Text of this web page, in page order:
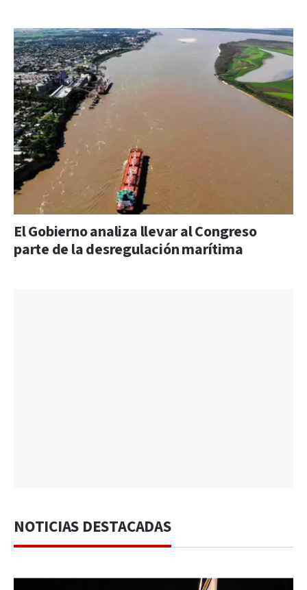
El Gobierno analiza llevar al Congreso
parte de la desregulación marítima
NOTICIAS DESTACADAS